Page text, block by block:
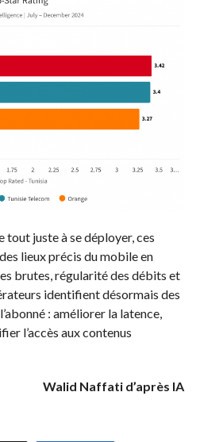
tout juste à se déployer, ces
lieux précis du mobile en
brutes, régularité des débits et
identifient désormais des
: améliorer la latence,
l’accès aux contenus
Walid Naffati d’après IA